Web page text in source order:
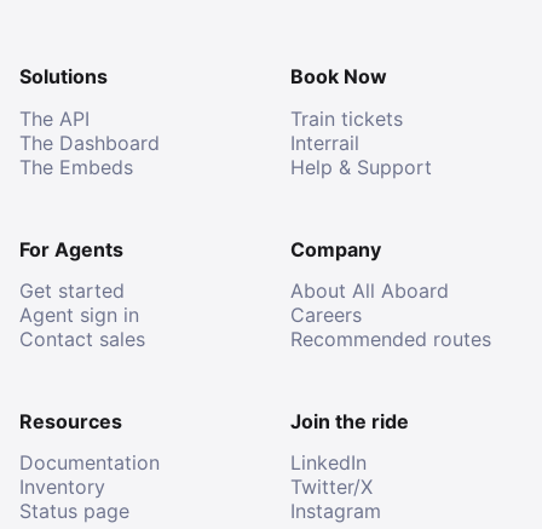
Solutions
The API
The Dashboard
The Embeds
Book Now
Train tickets
Interrail
Help & Support
For Agents
Get started
Agent sign in
Contact sales
Company
About All Aboard
Careers
Recommended routes
Resources
Documentation
Inventory
Status page
Join the ride
LinkedIn
Twitter/X
Instagram